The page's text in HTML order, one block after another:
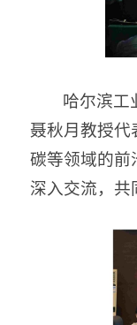
哈尔滨工
聂秋月教授代
碳等领域的前
深入交流，共